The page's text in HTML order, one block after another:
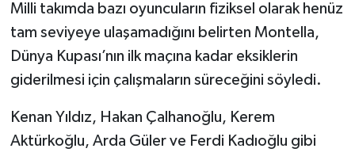
Milli takımda bazı oyuncuların fiziksel olarak henüz
tam seviyeye ulaşamadığını belirten Montella,
Dünya Kupası’nın ilk maçına kadar eksiklerin
giderilmesi için çalışmaların süreceğini söyledi.
Kenan Yıldız, Hakan Çalhanoğlu, Kerem
Aktürkoğlu, Arda Güler ve Ferdi Kadıoğlu gibi